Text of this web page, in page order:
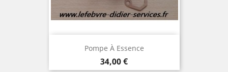
Pompe À Essence
Prix
34,00 €